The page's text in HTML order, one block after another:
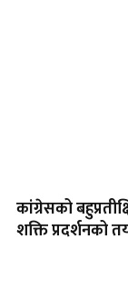
कांग्रेसको
शक्ति प्रदर्शनको